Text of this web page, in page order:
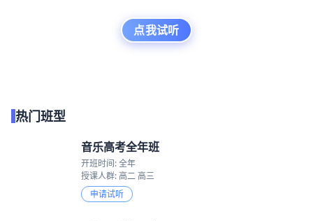
点我试听
热门班型
音乐高考全年班
开班时间: 全年
授课人群: 高二 高三
申请试听